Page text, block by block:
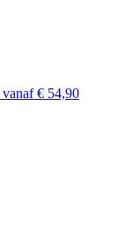
vanaf € 54,90